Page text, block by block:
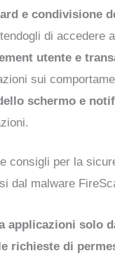
e condivisione
di accedere
utente e
sui
schermo e
consigli per la
dal malware
applicazioni solo
richieste di